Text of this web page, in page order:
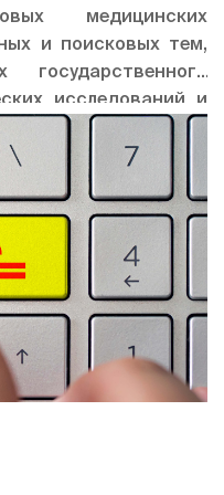
медицинских
и поисковых тем,
исследований и